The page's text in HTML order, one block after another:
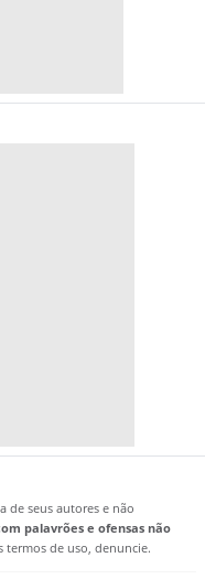
de seus autores e não
palavrões e ofensas não
termos de uso, denuncie.